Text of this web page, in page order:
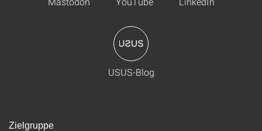
USUS-Blog
Zielgruppe